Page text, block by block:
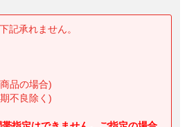
記承れません。
品の場合)
不良除く)